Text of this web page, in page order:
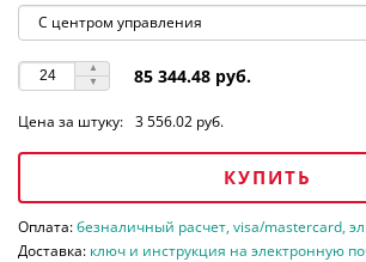
85 344.48 руб.
Цена за штуку: 3 556.02 руб.
КУПИТЬ
Оплата:безналичный расчет, visa/mastercard,
Доставка: ключ и инструкция на электронную